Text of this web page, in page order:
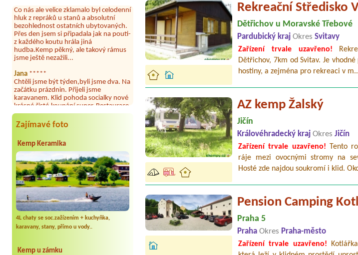
hluk z repráků u stanů a absolutní
bezohlednost ostatních ubytovaných.
Přes den jsem si připadala jak na pouti-
z každého koutu hrála jiná
hudba.Kemp pěkný, ale takový rámus
jsme ještě nezažili...
Chtěli jsme být týden,byli jsme dva. Na
začátku prázdnin. Přijeli jsme
karavanem. Klid pohoda socialky nové
krásné čisté,koupání super. Restaurace
s jídlem, a dobrým jídlem za slušnou
cenu na dosah, a spoustu možností na
výlety. Veškerý personál se choval
slušně mile. Nám se v kempu líbilo.
Aneta Janíčková*****
Byli jsme zde s dětmi na 5 nocí,
výborné vybavení kempu, čisto všude.
Výborná káva, mošt i víno a další.Milí
hostitelé, vždy usměvaví a ochotní,
umístění kempu blízko všem zážitkům
ať turistickým,tak vodním. V
docházkové blízkosti kempu vodní
nádrž, restaurace a bazénem,
autobusová zastávka, obchod a další.
Děkujeme, bylo to úžasné.
*****
Zajímavé foto
Kemp Keramika
4L chaty se soc.zažízením + kuchyňka,
karavany, stany, přímo u vody..
Kemp u zámku
Rekreační Středisko
Dětřichov u Moravské Třebové
Pardubický krajOkres Svitavy
Zařízení trvale uzavřeno!
Dětřichov, 7km od Svitav. Je
hostiny, a zejména pro rekreaci v m..
AZ kemp Žalský
Jičín
Královéhradecký krajOkres Jičín
Zařízení trvale uzavřeno! Tento
ráje mezi ovocnými stromy na
Hosté zde najdou soukromí i klid.
Pension Camping
Praha 5
PrahaOkres Praha-město
Zařízení trvale uzavřeno!